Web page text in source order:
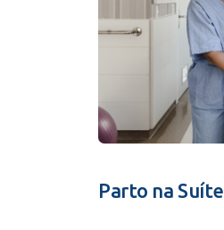
Parto na Suíte